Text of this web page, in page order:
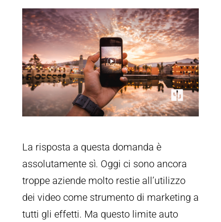
La risposta a questa domanda è
assolutamente sì. Oggi ci sono ancora
troppe aziende molto restie all’utilizzo
dei video come strumento di marketing a
tutti gli effetti. Ma questo limite auto